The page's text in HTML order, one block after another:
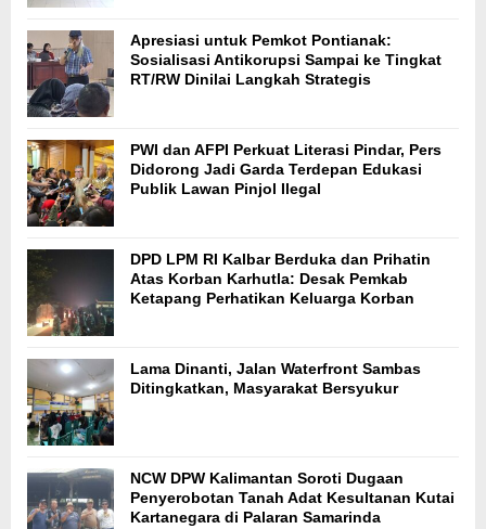
Apresiasi untuk Pemkot Pontianak:
Sosialisasi Antikorupsi Sampai ke Tingkat
RT/RW Dinilai Langkah Strategis
PWI dan AFPI Perkuat Literasi Pindar, Pers
Didorong Jadi Garda Terdepan Edukasi
Publik Lawan Pinjol Ilegal
DPD LPM RI Kalbar Berduka dan Prihatin
Atas Korban Karhutla: Desak Pemkab
Ketapang Perhatikan Keluarga Korban
Lama Dinanti, Jalan Waterfront Sambas
Ditingkatkan, Masyarakat Bersyukur
NCW DPW Kalimantan Soroti Dugaan
Penyerobotan Tanah Adat Kesultanan Kutai
Kartanegara di Palaran Samarinda